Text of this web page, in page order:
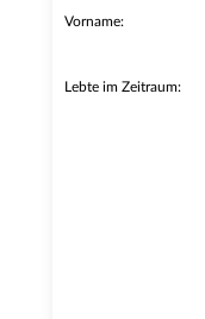
Vorname:
Lebte im Zeitraum: